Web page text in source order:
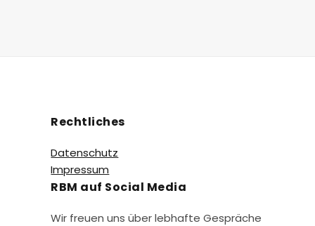
Rechtliches
Datenschutz
Impressum
RBM auf Social Media
Wir freuen uns über lebhafte Gespräche